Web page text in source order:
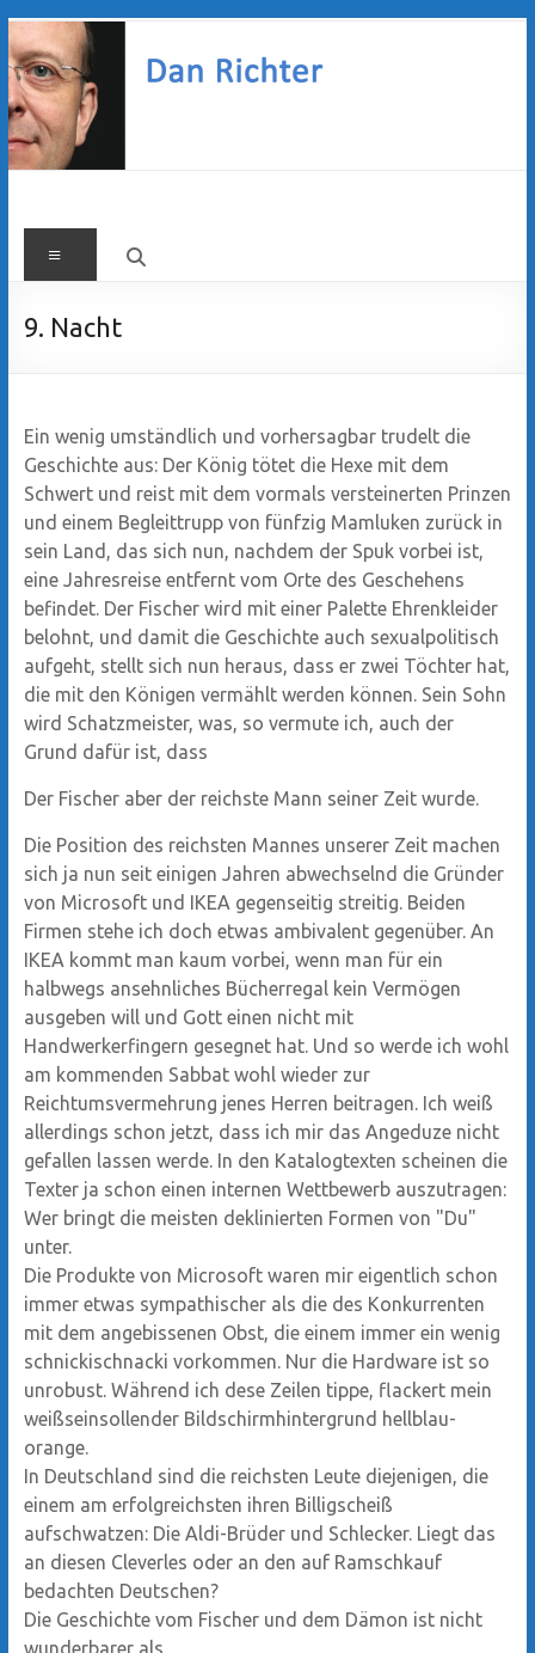
Zum
Inhalt
springen
Dan
Richter
Menü
9. Nacht
Ein wenig umständlich und vorhersagbar trudelt die
Geschichte aus: Der König tötet die Hexe mit dem
Schwert und reist mit dem vormals versteinerten Prinzen
und einem Begleittrupp von fünfzig Mamluken zurück in
sein Land, das sich nun, nachdem der Spuk vorbei ist,
eine Jahresreise entfernt vom Orte des Geschehens
befindet. Der Fischer wird mit einer Palette Ehrenkleider
belohnt, und damit die Geschichte auch sexualpolitisch
aufgeht, stellt sich nun heraus, dass er zwei Töchter hat,
die mit den Königen vermählt werden können. Sein Sohn
wird Schatzmeister, was, so vermute ich, auch der
Grund dafür ist, dass
Der Fischer aber der reichste Mann seiner Zeit wurde.
Die Position des reichsten Mannes unserer Zeit machen
sich ja nun seit einigen Jahren abwechselnd die Gründer
von Microsoft und IKEA gegenseitig streitig. Beiden
Firmen stehe ich doch etwas ambivalent gegenüber. An
IKEA kommt man kaum vorbei, wenn man für ein
halbwegs ansehnliches Bücherregal kein Vermögen
ausgeben will und Gott einen nicht mit
Handwerkerfingern gesegnet hat. Und so werde ich wohl
am kommenden Sabbat wohl wieder zur
Reichtumsvermehrung jenes Herren beitragen. Ich weiß
allerdings schon jetzt, dass ich mir das Angeduze nicht
gefallen lassen werde. In den Katalogtexten scheinen die
Texter ja schon einen internen Wettbewerb auszutragen:
Wer bringt die meisten deklinierten Formen von "Du"
unter.
Die Produkte von Microsoft waren mir eigentlich schon
immer etwas sympathischer als die des Konkurrenten
mit dem angebissenen Obst, die einem immer ein wenig
schnickischnacki vorkommen. Nur die Hardware ist so
unrobust. Während ich dese Zeilen tippe, flackert mein
weißseinsollender Bildschirmhintergrund hellblau-
orange.
In Deutschland sind die reichsten Leute diejenigen, die
einem am erfolgreichsten ihren Billigscheiß
aufschwatzen: Die Aldi-Brüder und Schlecker. Liegt das
an diesen Cleverles oder an den auf Ramschkauf
bedachten Deutschen?
Die Geschichte vom Fischer und dem Dämon ist nicht
wunderbarer als